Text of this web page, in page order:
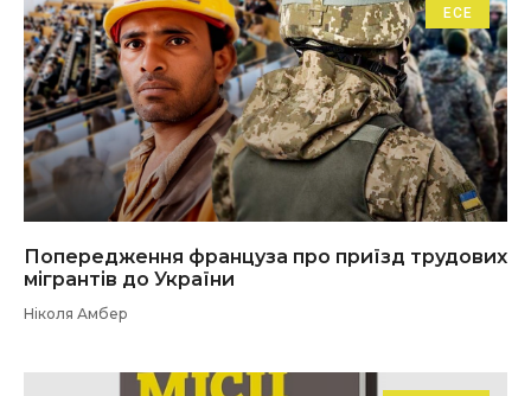
ЕСЕ
Попередження француза про приїзд трудових
мігрантів до України
Ніколя Амбер